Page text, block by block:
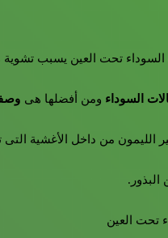
السوداء تحت العين يسبب
السوداء ومن أفضلها هى